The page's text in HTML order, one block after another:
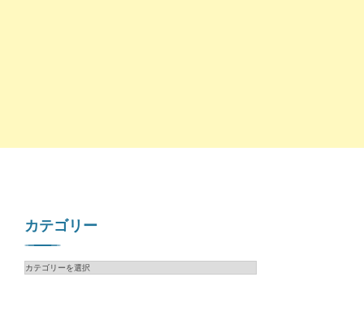
カテゴリー
カ